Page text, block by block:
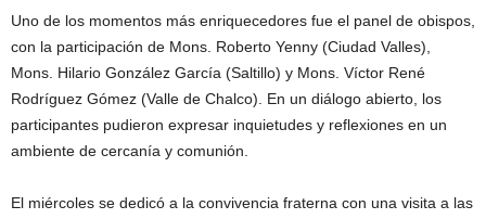
Uno de los momentos más enriquecedores fue el panel de obispos,
con la participación de Mons. Roberto Yenny (Ciudad Valles),
Mons. Hilario González García (Saltillo) y Mons. Víctor René
Rodríguez Gómez (Valle de Chalco). En un diálogo abierto, los
participantes pudieron expresar inquietudes y reflexiones en un
ambiente de cercanía y comunión.
El miércoles se dedicó a la convivencia fraterna con una visita a las